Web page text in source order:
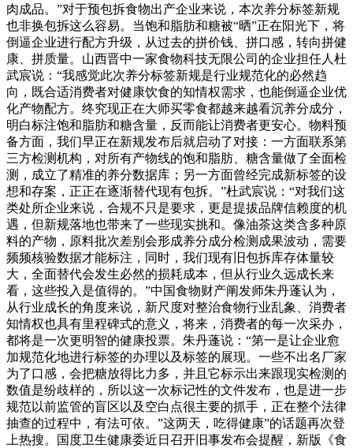
肉成品。”对于预包拆食物出产企业来说，本次养分标签新规
也非换包拆这么容易。当饱和脂肪和糖被“晒”正在阳光下，将
倒逼企业进行配方升级，从过去的拼价钱、拼口感，转向拼健
康、拼质量。山西晋中一家食物科技无限公司的企业担任人杜
武宸说：“我感觉此次养分标签新规是行业规范化的必然趋
向，既合适消费者对健康饮食的知情权需求，也能倒逼企业优
化产物配方。终究现正在大师买零食都越来越看沉养分成分，
明白标注饱和脂肪和糖含量，反而能让消费者更安心。物料预
备方面，我们早正在新规发布后就启动了对接：一方面联系第
三方检测机构，对所有产物线的饱和脂肪、糖含量做了全面检
测，成立了精准的养分数据库；另一方面曾经完成新标签的设
想和存案，正正在逐渐替代现有包拆。”杜武宸说：“对我们这
类处所企业来说，合规不只是要求，更是提拔品牌信赖度的机
遇，但新规落地也带来了一些现实挑和。像油茶这类含多种原
料的产物，原料批次差别会形成养分成分检测成果波动，需要
频频核验数据才能标注，同时，我们现有旧包拆库存体量较
大，全面替代会发生必然的损耗成本，但从行业久远成长来
看，这些投入是值得的。”中国食物财产阐发师朱丹蓬认为，
从行业成长的角度来说，新尺度对整治食物行业乱象、消费者
知情权也具有里程碑式的意义，将来，消费者的每一次采办，
都将是一次更明智的健康投票。朱丹蓬说：“第一是让企业愈
加规范化地进行标签的办理以及标签的展现。一些不出名厂家
为了口感，会把糖放得比力多，并且它标示出来跟现实检测的
数值是纷歧样的，所以这一次标记性的文件发布，也是进一步
规范以前监管的盲区以及空白点很主要的抓手，正在整个法律
抽查的过程中，有法可依。”这两天，吃得健康”的话题再次登
上热搜。国度卫生健康委近日召开旧事发布会提醒，新版《食